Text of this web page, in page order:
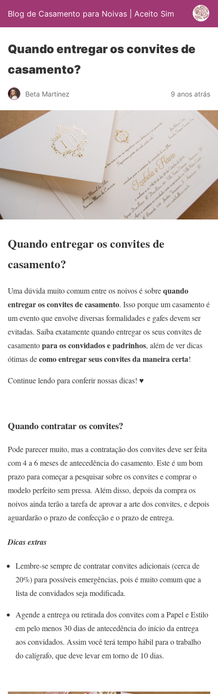
Blog de Casamento para Noivas | Aceito Sim
Quando entregar os convites de
casamento?
Beta Martinez 9 anos atrás
Quando entregar os convites de
casamento?
Uma dúvida muito comum entre os noivos é sobrequando
entregar os convites de casamento. Isso porque um casamento é
um evento que envolve diversas formalidades e gafes devem ser
evitadas. Saiba exatamente quando entregar os seus convites de
casamentopara os convidados e padrinhos, além de ver dicas
ótimas decomo entregar seus convites da maneira certa!
Continue lendo para conferir nossas dicas! ♥
Quando contratar os convites?
Pode parecer muito, mas a contratação dos convites deve ser feita
com 4 a 6 meses de antecedência do casamento. Este é um bom
prazo para começar a pesquisar sobre os convites e comprar o
modelo perfeito sem pressa. Além disso, depois da compra os
noivos ainda terão a tarefa de aprovar a arte dos convites, e depois
aguardarão o prazo de confecção e o prazo de entrega.
Dicas extras
Lembre-se sempre de contratar convites adicionais (cerca de
20%) para possíveis emergências, pois é muito comum que a
lista de convidados seja modificada.
Agende a entrega ou retirada dos convites com a Papel e Estilo
em pelo menos 30 dias de antecedência do início da entrega
aos convidados. Assim você terá tempo hábil para o trabalho
do calígrafo, que deve levar em torno de 10 dias.